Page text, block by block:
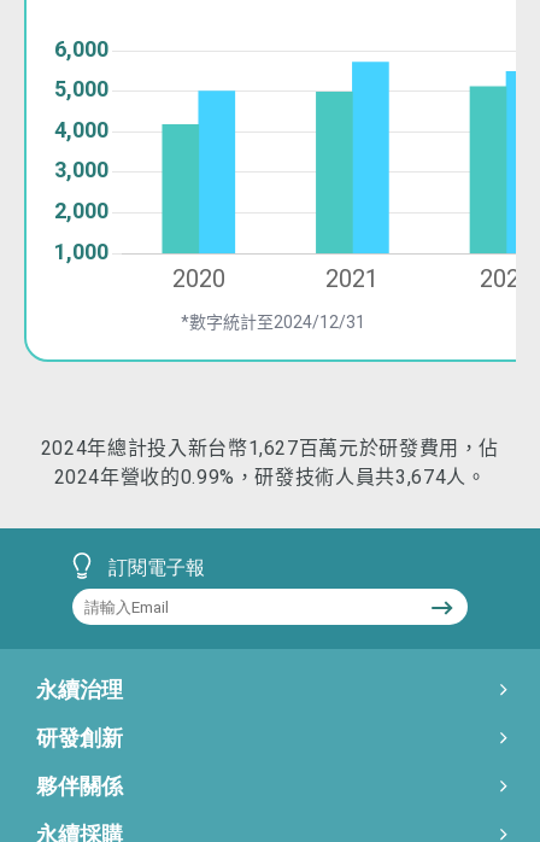
*數字統計至2024/12/31
2024年總計投入新台幣1,627百萬元於研發費用，佔
2024年營收的0.99%，研發技術人員共3,674人。